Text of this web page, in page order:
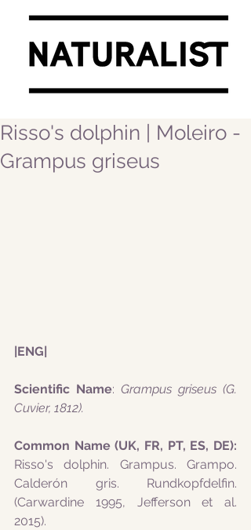
Risso's dolphin | Moleiro -
Grampus griseus
|ENG|
Scientific Name: Grampus griseus (G.
Cuvier, 1812).
Risso's dolphin. Grampus. Grampo.
Calderón gris. Rundkopfdelfin.
(Carwardine 1995, Jefferson et al.
2015).